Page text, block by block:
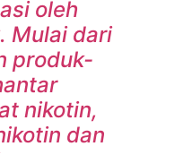
oleh
Mulai dari
produk-
nikotin,
dan